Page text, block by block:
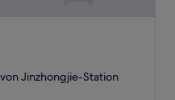
Jinzhongjie-Station